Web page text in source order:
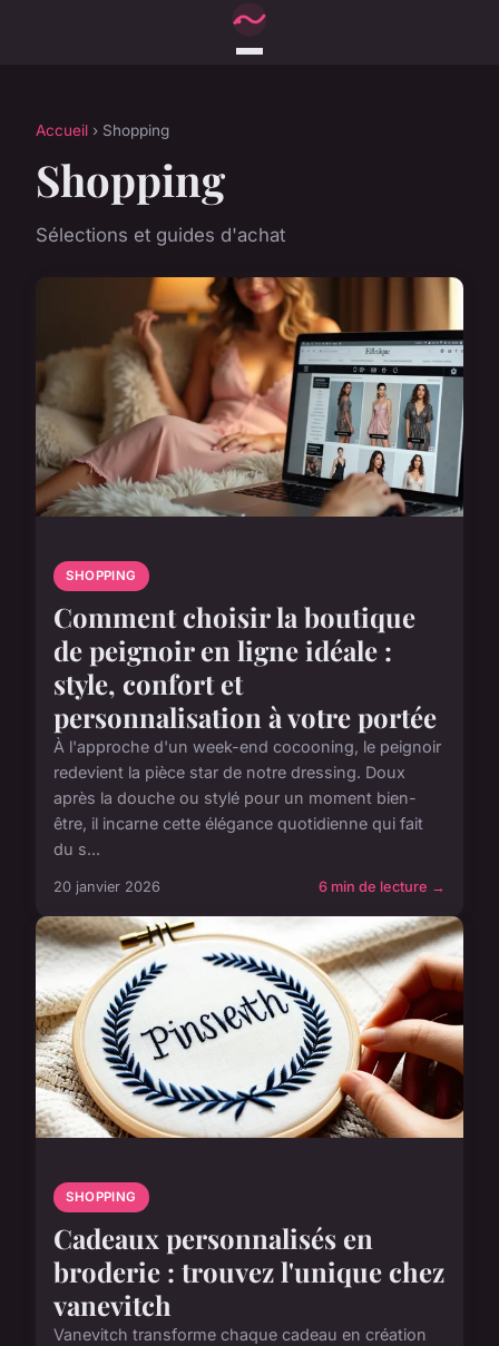
Accueil › Shopping
Shopping
Sélections et guides d'achat
SHOPPING
Comment choisir la boutique
de peignoir en ligne idéale :
style, confort et
personnalisation à votre portée
À l'approche d'un week-end cocooning, le peignoir
redevient la pièce star de notre dressing. Doux
après la douche ou stylé pour un moment bien-
être, il incarne cette élégance quotidienne qui fait
du s...
20 janvier 2026 6 min de lecture →
SHOPPING
Cadeaux personnalisés en
broderie : trouvez l'unique chez
vanevitch
Vanevitch transforme chaque cadeau en création